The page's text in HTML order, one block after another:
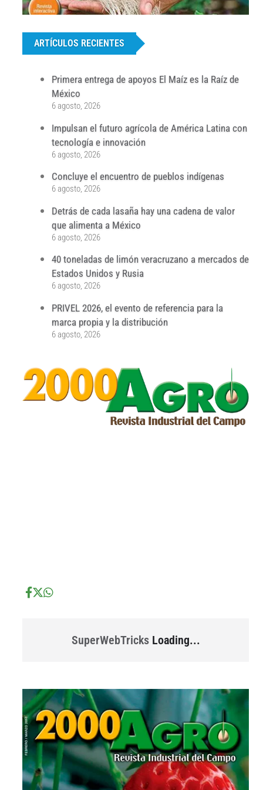
ARTÍCULOS RECIENTES
Primera entrega de apoyos El Maíz es la Raíz de
México
6 agosto, 2026
Impulsan el futuro agrícola de América Latina con
tecnología e innovación
6 agosto, 2026
Concluye el encuentro de pueblos indígenas
6 agosto, 2026
Detrás de cada lasaña hay una cadena de valor
que alimenta a México
6 agosto, 2026
40 toneladas de limón veracruzano a mercados de
Estados Unidos y Rusia
6 agosto, 2026
PRIVEL 2026, el evento de referencia para la
marca propia y la distribución
6 agosto, 2026
SuperWebTricksLoading...